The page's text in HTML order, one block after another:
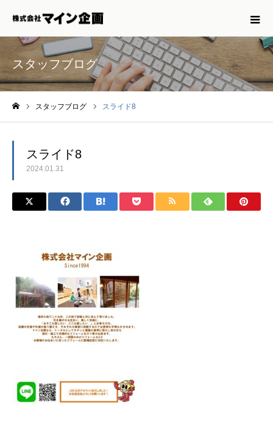
スタッフブログ
スタッフブログ スライド8
スライド8
2024.01.31